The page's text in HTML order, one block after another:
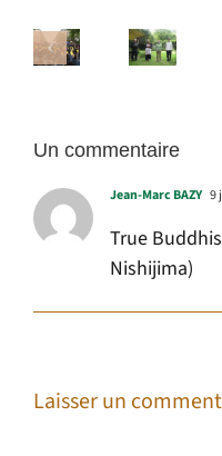
Un commentaire
Jean-Marc BAZY 9
True
Nishijima)
Laisser un